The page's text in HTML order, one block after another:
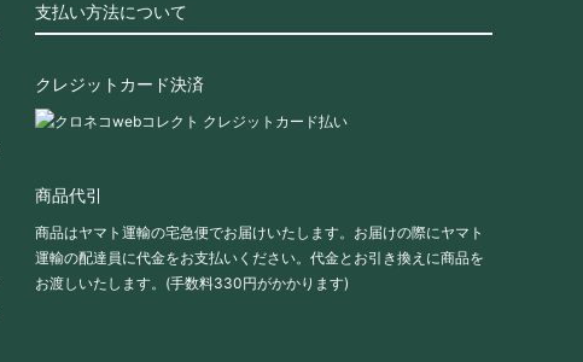
支払い方法について
クレジットカード決済
商品代引
商品はヤマト運輸の宅急便でお届けいたします。お届けの際にヤマト
運輸の配達員に代金をお支払いください。代金とお引き換えに商品を
お渡しいたします。(手数料330円がかかります)